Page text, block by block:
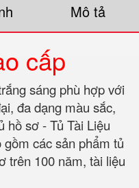
Mô tả
cấp
sáng phù hợp với
đa dạng màu sắc,
hồ sơ - Tủ Tài Liệu
các sản phẩm tủ
trên 100 năm, tài liệu